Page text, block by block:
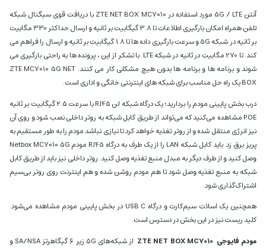
آنتن 5G / LTE مورد استفاده در ZTE NET BOX MC7010 با دریافت قوی سیگنال شبکه
تلفن همراه امکان بارگیری اطلاعات تا 3.8 گیگابیت بر ثانیه و ارسال حداکثر 330 مگابیت
بر ثانیه در شبکه 5G و سرعت بارگیری داده ها تا 1.8 گیگابیت بر ثانیه و ارسال را فراهم می
کند. تا 270 مگابیت در ثانیه در شبکه LTE. با تشکر از این ، پرونده ها به راحتی بارگیری می
شوند و برنامه ها و برنامه ها بدون هیچ مشکلی کار می کنند. ZTE MC7010 5G NET
BOX یک راه حل مناسب برای شبکه های اینترنتی خانگی و اداری است.
درب بخش پایینی مودم را بردارید؛ یک درگاه شبکه لن RJ45 با سرعت ۲.۵ گیگابیت بر ثانیه
POE مشاهده می‌کنید که می‌تواند از طریق کابل شبکه به روتر داخلی نصب شود و روی آن
نیز انرژی منتقل شده و از روتر تغذیه خواهد کرد تا نیازی نباشد مودم را به طور مستقیم به
پریز برق زد. باید کابل شبکه LAN را از یک طرف به درگاه RJ45 مودم Netbox MC7010 5G
وصل کنید و از طرف دیگر به مبدل منبع تغذیه وصل کنید. روتر داخلی نیز باید از طریق کابل
شبکه به منبع تغذیه وصل شود تا هم مودم روشن شده و هم اینترنت روی روتر بی‌سیم
اشتراک‌گذاری شود.
همچنین یک اسلات سیم‌کارت و درگاه USB C در بخش پایینی مودم مشاهده می‌شود.
کلید ریست نیز در این بخش در دسترس است.
مودم فایوجی ZTE NET BOX MC7010
از شبکه‌های ۵G زیر ۶ گیگاهرتز SA/NSA و